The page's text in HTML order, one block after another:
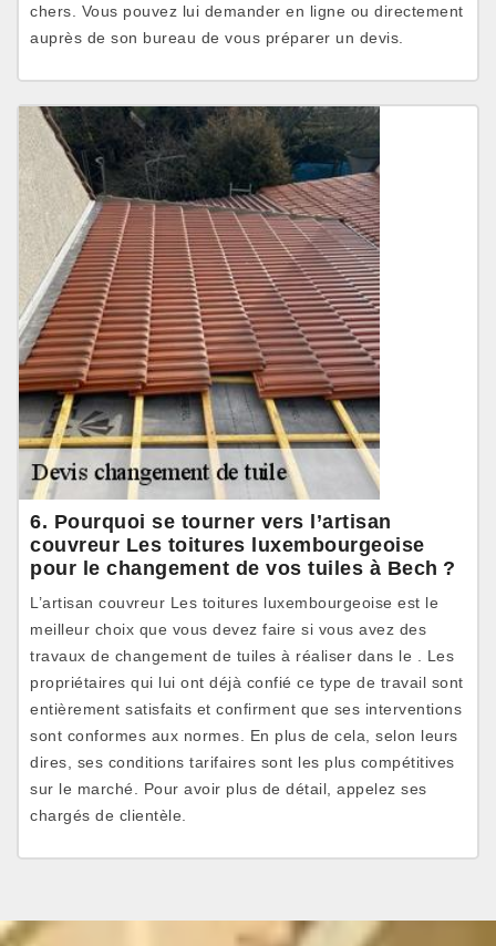
chers. Vous pouvez lui demander en ligne ou directement
auprès de son bureau de vous préparer un devis.
6. Pourquoi se tourner vers l’artisan
couvreur Les toitures luxembourgeoise
pour le changement de vos tuiles à Bech ?
L’artisan couvreur Les toitures luxembourgeoise est le
meilleur choix que vous devez faire si vous avez des
travaux de changement de tuiles à réaliser dans le . Les
propriétaires qui lui ont déjà confié ce type de travail sont
entièrement satisfaits et confirment que ses interventions
sont conformes aux normes. En plus de cela, selon leurs
dires, ses conditions tarifaires sont les plus compétitives
sur le marché. Pour avoir plus de détail, appelez ses
chargés de clientèle.